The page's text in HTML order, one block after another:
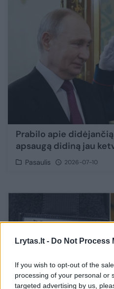
Lrytas.lt - Do Not Process
If you wish to opt-out of the
processing of your personal or
targeted advertising by us,
Prabilo apie
apsaugą didiną jau
Pasaulis 2026-07-10